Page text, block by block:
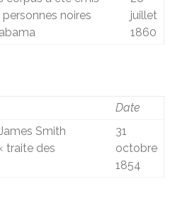
noires
juillet
1860
Date
Smith
traite des
31
octobre
1854